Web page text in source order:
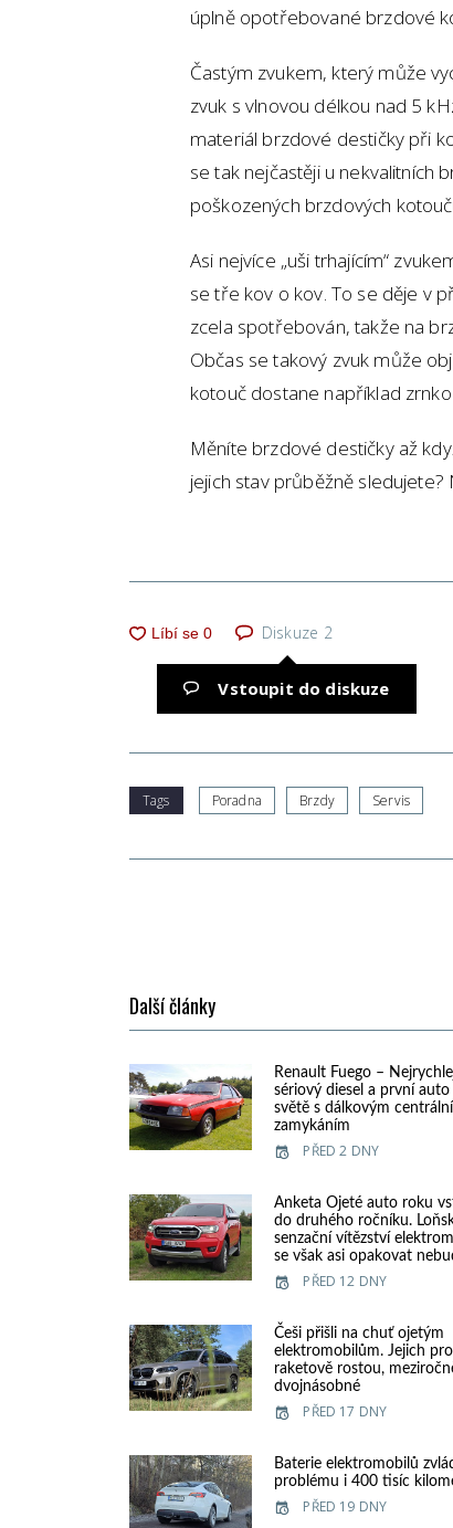
úplně opotřebované brzdové
Častým zvukem, který může
zvuk s vlnovou délkou nad 5
materiál brzdové destičky při
se tak nejčastěji u nekvalitních
poškozených brzdových
Asi nejvíce „uši trhajícím“
se tře kov o kov. To se děje v
zcela spotřebován, takže na
Občas se takový zvuk může
kotouč dostane například
Měníte brzdové destičky až
jejich stav průběžně
Diskuze 2
Vstoupit do diskuze
Tags Poradna Brzdy Servis
Další články
Renault Fuego –
sériový diesel a první auto
světě s dálkovým
zamykáním
PŘED 2 DNY
Anketa Ojeté auto roku
do druhého ročníku.
senzační vítězství
se však asi opakovat
PŘED 12 DNY
Češi přišli na chuť ojetým
elektromobilům. Jejich
raketově rostou,
dvojnásobné
PŘED 17 DNY
Baterie elektromobilů
problému i 400 tisíc
PŘED 19 DNY